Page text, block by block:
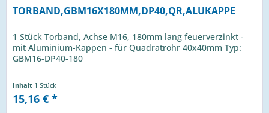
TORBAND,GBM16X180MM,DP40,QR,ALUKAPPE
1 Stück Torband, Achse M16, 180mm lang feuerverzinkt -
mit Aluminium-Kappen - für Quadratrohr 40x40mm Typ:
GBM16-DP40-180
Inhalt 1 Stück
15,16 € *